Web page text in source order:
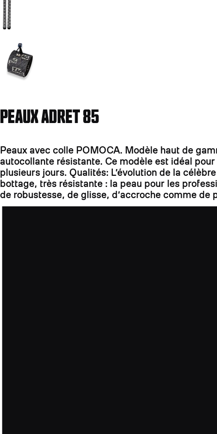
PEAUX ADRET 85
Peaux avec colle POMOCA. Modèle haut de
autocollante résistante. Ce modèle est idéal
plusieurs jours. Qualités: L’évolution de la
bottage, très résistante : la peau pour les
de robustesse, de glisse, d’accroche comme